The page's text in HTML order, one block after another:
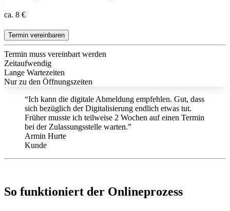
ca. 8 €
Termin vereinbaren
Termin muss vereinbart werden
Zeitaufwendig
Lange Wartezeiten
Nur zu den Öffnungszeiten
“Ich kann die digitale Abmeldung empfehlen. Gut, dass
sich bezüglich der Digitalisierung endlich etwas tut.
Früher musste ich teilweise 2 Wochen auf einen Termin
bei der Zulassungsstelle warten.”
Armin Hurte
Kunde
So funktioniert der Onlineprozess